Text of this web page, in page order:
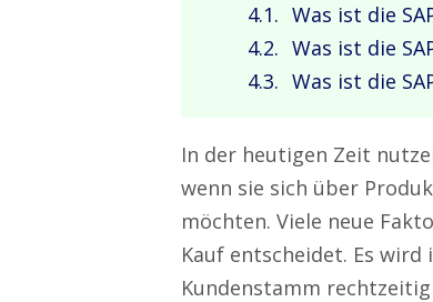
Was ist die
Was ist die
Was ist die
In der heutigen Zeit
wenn sie sich über
möchten. Viele neue
Kauf entscheidet. Es
Kundenstamm